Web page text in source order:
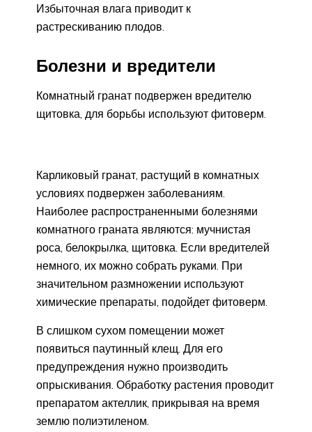
Избыточная влага приводит к
растрескиванию плодов.
Болезни и вредители
Комнатный гранат подвержен вредителю
щитовка, для борьбы используют фитоверм.
Карликовый гранат, растущий в комнатных
условиях подвержен заболеваниям.
Наиболее распространенными болезнями
комнатного граната являются: мучнистая
роса, белокрылка, щитовка. Если вредителей
немного, их можно собрать руками. При
значительном размножении используют
химические препараты, подойдет фитоверм.
В слишком сухом помещении может
появиться паутинный клещ. Для его
предупреждения нужно производить
опрыскивания. Обработку растения проводит
препаратом актеллик, прикрывая на время
землю полиэтиленом.